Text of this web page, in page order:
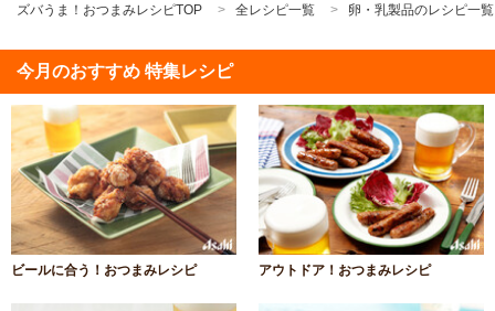
ズバうま！おつまみレシピTOP
全レシピ一覧 卵・乳製品のレシピ一覧
今月のおすすめ 特集レシピ
ビールに合う！おつまみレシピ アウトドア！おつまみレシピ